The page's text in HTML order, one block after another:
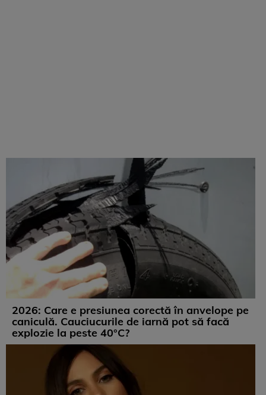
2026: Care e presiunea corectă în anvelope pe
caniculă. Cauciucurile de iarnă pot să facă
explozie la peste 40°C?